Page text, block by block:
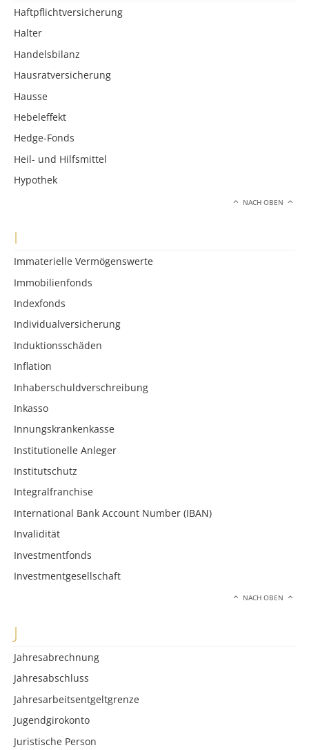
Haftpflichtversicherung
Halter
Handelsbilanz
Hausratversicherung
Hausse
Hebeleffekt
Hedge-Fonds
Heil- und Hilfsmittel
Hypothek
NACH OBEN
I
Immaterielle Vermögenswerte
Immobilienfonds
Indexfonds
Individualversicherung
Induktionsschäden
Inflation
Inhaberschuldverschreibung
Inkasso
Innungskrankenkasse
Institutionelle Anleger
Institutschutz
Integralfranchise
International Bank Account Number (IBAN)
Invalidität
Investmentfonds
Investmentgesellschaft
NACH OBEN
J
Jahresabrechnung
Jahresabschluss
Jahresarbeitsentgeltgrenze
Jugendgirokonto
Juristische Person